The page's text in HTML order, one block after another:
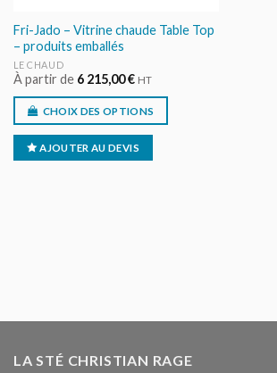
Fri-Jado – Vitrine chaude Table Top
– produits emballés
LE CHAUD
À partir de 6 215,00€ HT
CHOIX DES OPTIONS
AJOUTER AU DEVIS
LA STÉ CHRISTIAN RAGE